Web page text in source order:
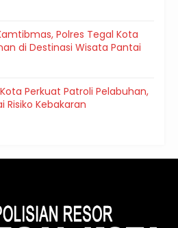
Polres Tegal Kota
di Destinasi Wisata Pantai
Perkuat Patroli Pelabuhan,
Risiko Kebakaran